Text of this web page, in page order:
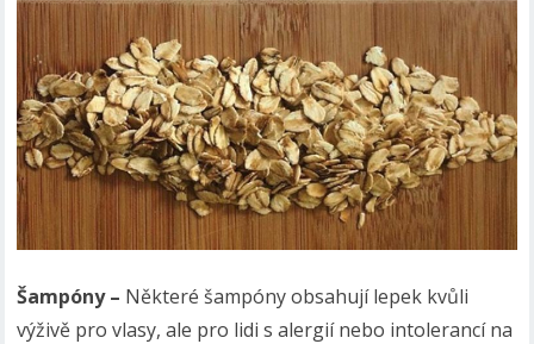
Šampóny – Některé šampóny obsahují lepek kvůli
výživě pro vlasy, ale pro lidi s alergií nebo intolerancí na